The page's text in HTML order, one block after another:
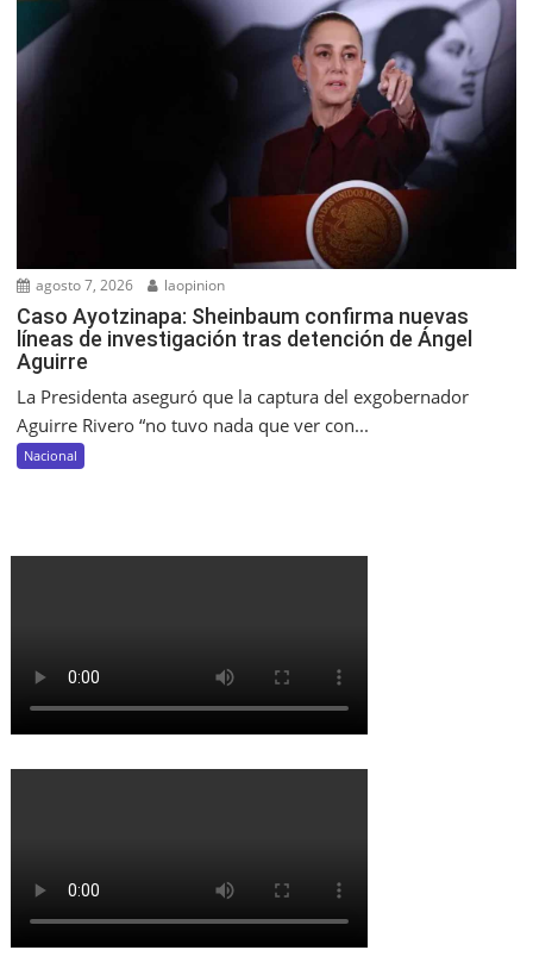
agosto 7, 2026 laopinion
Caso Ayotzinapa: Sheinbaum confirma nuevas
líneas de investigación tras detención de Ángel
Aguirre
La Presidenta aseguró que la captura del exgobernador
Aguirre Rivero “no tuvo nada que ver con...
Nacional